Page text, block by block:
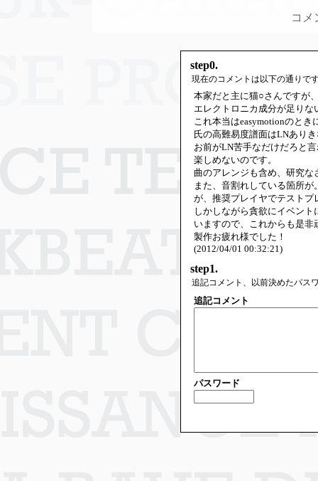
コメ
step0.
現在のコメントは以下の通りで
本家だと主に猫○さんですが
エレクトロニカ成分が足りな
これ本当はeasymotionのと
氏の高難易度譜面はLNあり
お前がLN苦手なだけだろと
楽しめないのです。
曲のアレンジも含め、研究
また、音割れしている箇所
が、推奨プレイヤでテスト
しかしながら貪欲にイベン
いますので、これからも是非
製作お疲れ様でした！
(2012/04/01 00:32:21)
step1.
追記コメント、以前決めたパス
追記コメント
パスワード